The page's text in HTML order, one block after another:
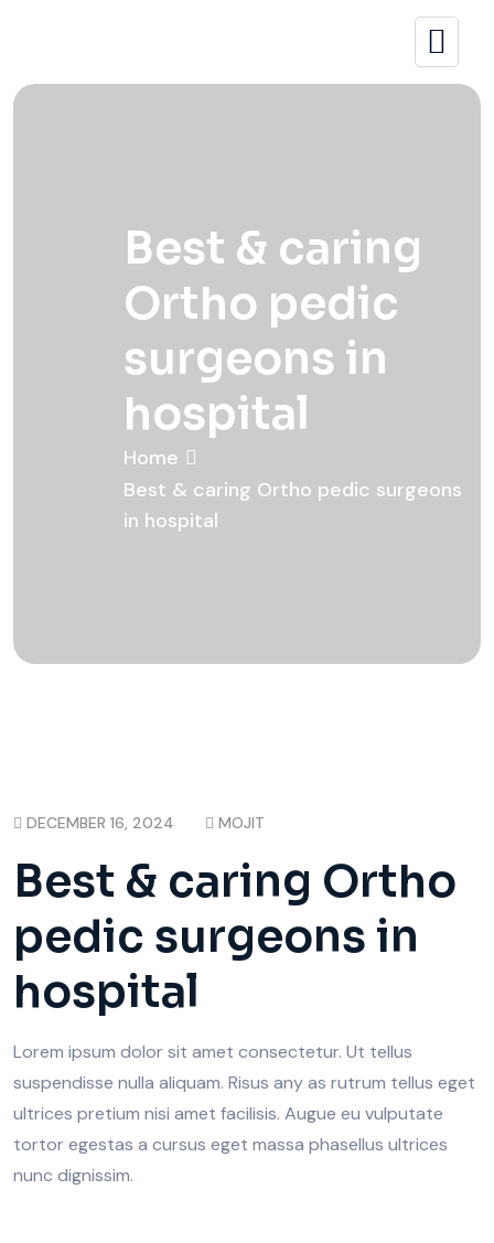
Best & caring
Ortho pedic
surgeons in
hospital
Home
Best & caring Ortho pedic surgeons
in hospital
DECEMBER 16, 2024 MOJIT
Best & caring Ortho
pedic surgeons in
hospital
Lorem ipsum dolor sit amet consectetur. Ut tellus
suspendisse nulla aliquam. Risus any as rutrum tellus eget
ultrices pretium nisi amet facilisis. Augue eu vulputate
tortor egestas a cursus eget massa phasellus ultrices
nunc dignissim.